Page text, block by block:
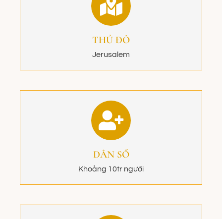
THỦ ĐÔ
Jerusalem
DÂN SỐ
Khoảng 10tr người